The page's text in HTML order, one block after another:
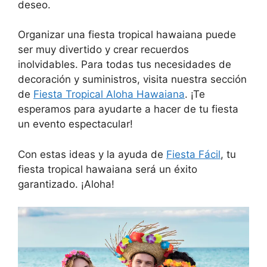
deseo.
Organizar una fiesta tropical hawaiana puede
ser muy divertido y crear recuerdos
inolvidables. Para todas tus necesidades de
decoración y suministros, visita nuestra sección
de Fiesta Tropical Aloha Hawaiana. ¡Te
esperamos para ayudarte a hacer de tu fiesta
un evento espectacular!
Con estas ideas y la ayuda de Fiesta Fácil, tu
fiesta tropical hawaiana será un éxito
garantizado. ¡Aloha!